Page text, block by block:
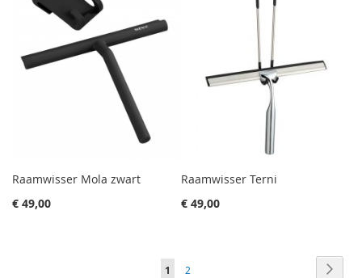
Raamwisser Mola zwart
€ 49,00
Raamwisser Terni
€ 49,00
Pagina
Je1 Pagina
2